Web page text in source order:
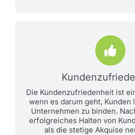
Die Kundenzufriedenheit ist
wenn es darum geht, Kunden
Unternehmen zu binden.
erfolgreiches Halten von
als die stetige Akquise
Analyse
Das votepad ist wird
und bequem
„Point of Sale“
von Ihren Kunden
Zwänge
mehr